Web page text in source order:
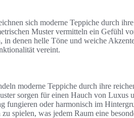
sich moderne Teppiche durch
Muster vermitteln ein Gefühl
in denen helle Töne und weiche
vereint.
moderne Teppiche durch ihre
sorgen für einen Hauch von
fungieren oder harmonisch im
spielen, was jedem Raum eine